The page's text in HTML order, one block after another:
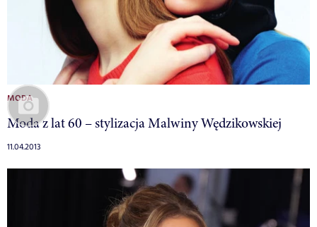
MODA
Moda z lat 60 – stylizacja Malwiny Wędzikowskiej
11.04.2013